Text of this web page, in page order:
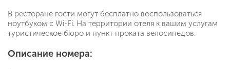
В ресторане гости могут бесплатно воспользоваться
ноутбуком с Wi-Fi. На территории отеля к вашим услугам
туристическое бюро и пункт проката велосипедов.
Описание номера: